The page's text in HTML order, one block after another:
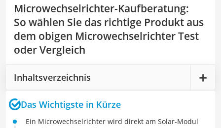
Microwechselrichter-Kaufberatung:
So wählen Sie das richtige Produkt aus
dem obigen Microwechselrichter Test
oder Vergleich
Inhaltsverzeichnis
Das Wichtigste in Kürze
Ein Microwechselrichter wird direkt am Solar-Modul